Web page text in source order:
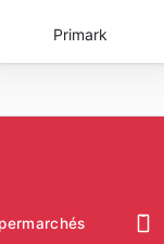
Primark